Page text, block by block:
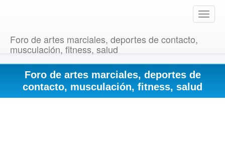
T
o
e
v
Foro de artes marciales, deportes de contacto,
musculación, fitness, salud
Foro de artes marciales, deportes de
contacto, musculación, fitness, salud